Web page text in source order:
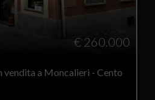
€ 260.000
vendita a Moncalieri - Cento